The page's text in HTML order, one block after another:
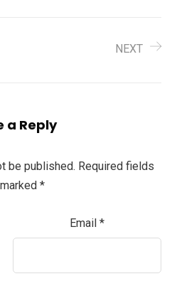
NEXT
a Reply
be published. Required fields
*
Email *